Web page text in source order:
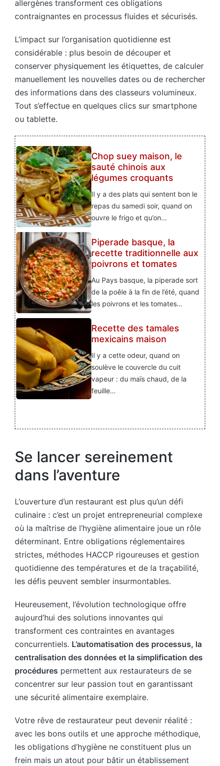
allergènes transforment ces obligations
contraignantes en processus fluides et sécurisés.
L’impact sur l’organisation quotidienne est
considérable : plus besoin de découper et
conserver physiquement les étiquettes, de calculer
manuellement les nouvelles dates ou de rechercher
des informations dans des classeurs volumineux.
Tout s’effectue en quelques clics sur smartphone
ou tablette.
Chop suey maison, le
sauté chinois aux
légumes croquants
Il y a des plats qui sentent bon le
repas du samedi soir, quand on
ouvre le frigo et qu’on…
Piperade basque, la
recette traditionnelle aux
poivrons et tomates
Au Pays basque, la piperade sort
de la poêle à la fin de l’été, quand
les poivrons et les tomates…
Recette des tamales
mexicains maison
Il y a cette odeur, quand on
soulève le couvercle du cuit
vapeur : du maïs chaud, de la
feuille…
Se lancer sereinement
dans l’aventure
L’ouverture d’un restaurant est plus qu’un défi
culinaire : c’est un projet entrepreneurial complexe
où la maîtrise de l’hygiène alimentaire joue un rôle
déterminant. Entre obligations réglementaires
strictes, méthodes HACCP rigoureuses et gestion
quotidienne des températures et de la traçabilité,
les défis peuvent sembler insurmontables.
Heureusement, l’évolution technologique offre
aujourd’hui des solutions innovantes qui
transforment ces contraintes en avantages
concurrentiels. L’automatisation des processus, la
centralisation des données et la simplification des
procédures permettent aux restaurateurs de se
concentrer sur leur passion tout en garantissant
une sécurité alimentaire exemplaire.
Votre rêve de restaurateur peut devenir réalité :
avec les bons outils et une approche méthodique,
les obligations d’hygiène ne constituent plus un
frein mais un atout pour bâtir un établissement